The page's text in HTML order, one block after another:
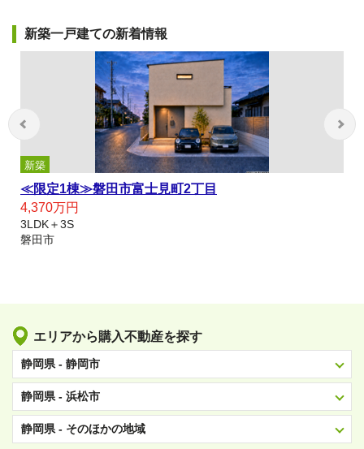
新築一戸建ての新着情報
新築
【2026年6月完成済】浜松市中央区米津町 新築/限定1
棟/4LDK 敷地70坪以上、並列4台駐車可能です
2,799万円
4LDK
エリアから購入不動産を探す
静岡県 - 静岡市
静岡県 - 浜松市
静岡県 - そのほかの地域